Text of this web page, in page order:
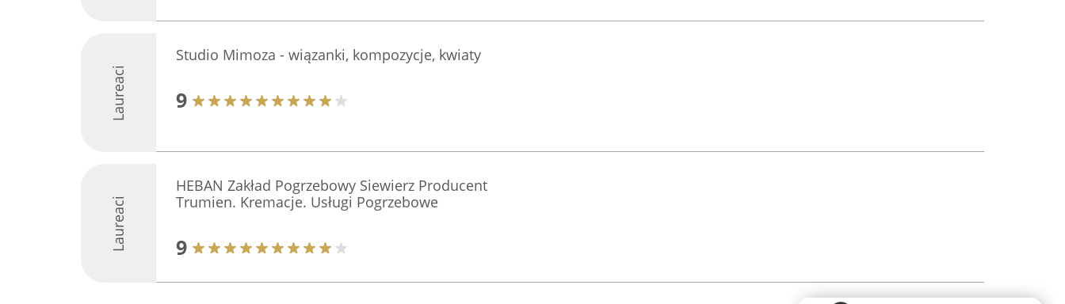
Laureaci
Studio Mimoza - wiązanki, kompozycje, kwiaty
9
Laureaci
HEBAN Zakład Pogrzebowy Siewierz Producent
Trumien. Kremacje. Usługi Pogrzebowe
9